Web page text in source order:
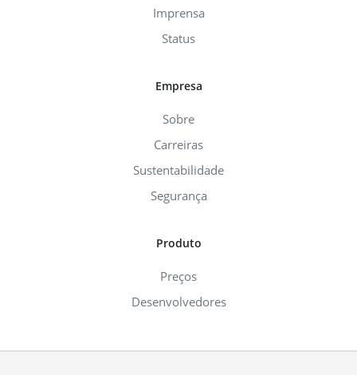
Imprensa
Status
Empresa
Sobre
Carreiras
Sustentabilidade
Segurança
Produto
Preços
Desenvolvedores